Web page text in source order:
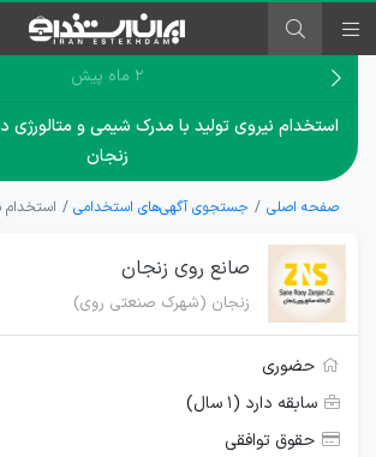
۲ ماه پیش
استخدام نیروی تولید با مدرک شیمی و
زنجان
صفحه اصلی جستجوی آگهی‌های استخدامی استخدام
صانع روی زنجان
زنجان (شهرک صنعتی روی)
حضوری
سابقه دارد (۱ سال)
حقوق توافقی